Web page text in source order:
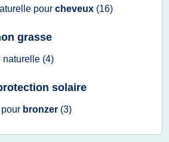
pour cheveux (16)
grasse
naturelle (4)
solaire
pour bronzer (3)